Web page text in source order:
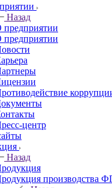
Назад
предприятии
предприятии
центр
Назад